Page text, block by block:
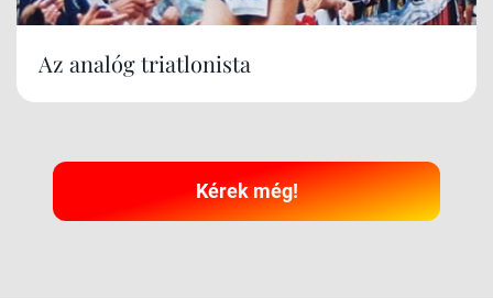
Az analóg triatlonista
Kérek még!